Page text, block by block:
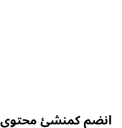
انضم كمنشئ محتوى